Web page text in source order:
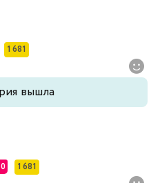
1 681
вышла
1 681